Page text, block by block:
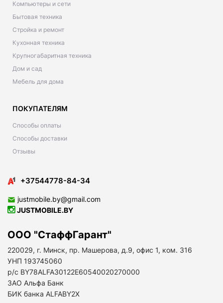
Компьютеры и сети
Бытовая техника
Стройка и ремонт
Кухонная техника
Крупногабаритная техника
Дом и сад
Мебель для дома
ПОКУПАТЕЛЯМ
Способы оплаты
Способы доставки
Отзывы
+37544778-84-34
justmobile.by@gmail.com
JUSTMOBILE.BY
ООО "СтаффГарант"
220029, г. Минск, пр. Машерова, д.9, офис 1, ком. 316
УНП 193745060
р/с BY78ALFA30122E60540020270000
ЗАО Альфа Банк
БИК банка ALFABY2X